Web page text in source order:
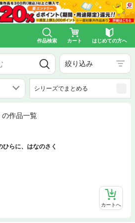
作品検索 カート はじめての方へ
絞り込み
シリーズでまとめる
の作品一覧
ひらに、はなのさく
カートへ